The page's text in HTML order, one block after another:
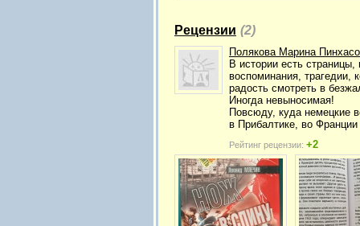
Рецензии (2)
Полякова Марина
В истории есть
воспоминания, трагедии,
радость смотреть в
Иногда невыносимая!
Повсюду, куда немецкие
в Прибалтике, во
Рейтинг рецензии: +2